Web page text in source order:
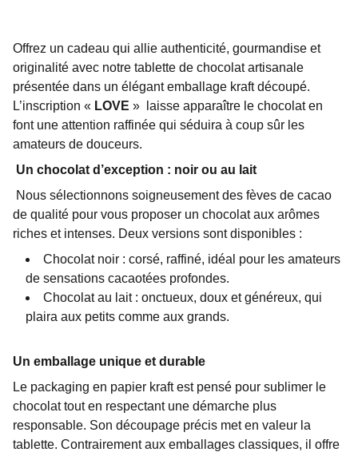
Offrez un cadeau qui allie authenticité, gourmandise et
originalité avec notre tablette de chocolat artisanale
présentée dans un élégant emballage kraft découpé.
L’inscription « LOVE »
laisse apparaître le chocolat en
font une attention raffinée qui séduira à coup sûr les
amateurs de douceurs.
Un chocolat d’exception : noir ou au lait
Nous sélectionnons soigneusement des fèves de cacao
de qualité pour vous proposer un chocolat aux arômes
riches et intenses. Deux versions sont disponibles :
Chocolat noir : corsé, raffiné, idéal pour les amateurs
de sensations cacaotées profondes.
Chocolat au lait : onctueux, doux et généreux, qui
plaira aux petits comme aux grands.
Un emballage unique et durable
Le packaging en papier kraft est pensé pour sublimer le
chocolat tout en respectant une démarche plus
responsable. Son découpage précis met en valeur la
tablette. Contrairement aux emballages classiques, il offre